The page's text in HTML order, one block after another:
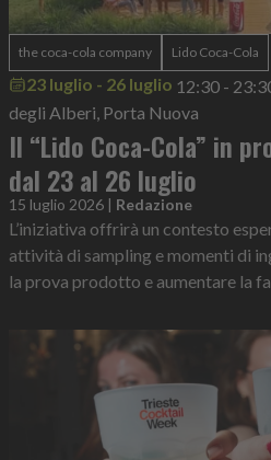
the coca-cola company Lido Coca-Cola
23 luglio - 26 luglio 12:30 -
degli Alberi, Porta Nuova
Il “Lido Coca-Cola” in
dal 23 al 26 luglio
15 luglio 2026 | Redazione
L’iniziativa offrirà un contesto
attività di sampling e momenti di
la prova prodotto e aumentare la